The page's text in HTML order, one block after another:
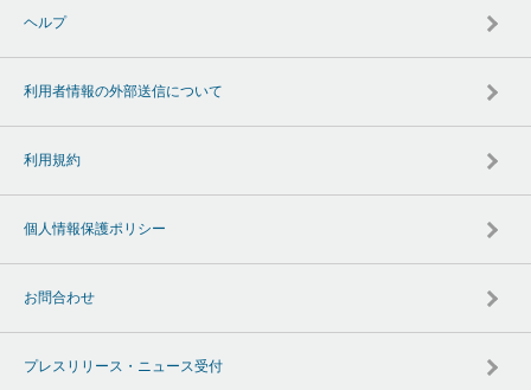
ヘルプ
利用者情報の外部送信について
利用規約
個人情報保護ポリシー
お問合わせ
プレスリリース・ニュース受付